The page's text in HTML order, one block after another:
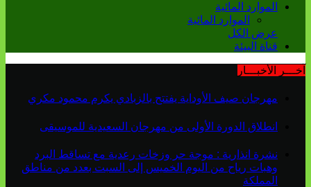
الموارد المائية
الموارد المائية
عرض الكل
قناة البيئة
آخـــر الأخبـــار
مهرجان صيف الأوداية يفتتح بالزبادي يكرم محمود مكري
انطلاق الدورة الأولى من مهرجان السعيدية للموسيقى
نشرة انذارية : موجة حر وزخات رعدية مع تساقط البرد
وهبات رياح من اليوم الخميس إلى السبت بعدد من مناطق
المملكة